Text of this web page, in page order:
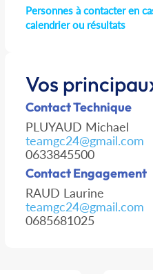
Personnes à contacter en
calendrier ou résultats
Vos
Contact Technique
PLUYAUD Michael
teamgc24@gmail.com
0633845500
Contact Engagement
RAUD Laurine
teamgc24@gmail.com
0685681025